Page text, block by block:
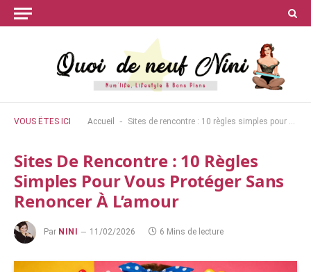
VOUS ÊTES ICI Accueil - Sites de rencontre : 10 règles simples pour vous protéger sans renoncer à l’amour
Sites De Rencontre : 10 Règles
Simples Pour Vous Protéger Sans
Renoncer À L’amour
Par NINI 11/02/2026 6 Mins de lecture